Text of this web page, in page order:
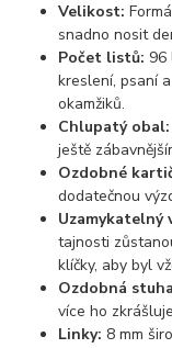
Velikost:
snadno nosit
Počet listů: 96
kreslení, psaní
okamžiků.
Chlupatý obal:
ještě
Ozdobné
dodatečnou
Uzamykatelný
tajnosti
klíčky, aby byl
Ozdobná
více ho
Linky: 8 mm